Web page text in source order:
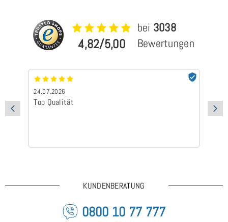
4,82/5,00
bei 3038
Bewertungen
24.07.2026
Top Qualität
KUNDENBERATUNG
0800 10 77 777